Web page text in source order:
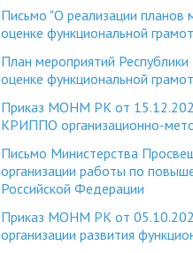
Письмо "О реализации
оценке функциональной
План мероприятий
оценке функциональной
Приказ МОНМ РК от
КРИППО организационно-
Письмо Министерства
организации работы по
Российской Федерации
Приказ МОНМ РК от
организации развития